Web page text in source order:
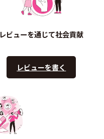
レビューを通じて社会貢献
レビューを書く